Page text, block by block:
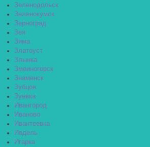
Зеленодольск
Зеленокумск
Зерноград
Зея
Зима
Златоуст
Злынка
Змеиногорск
Знаменск
Зубцов
Зуевка
Ивангород
Иваново
Ивантеевка
Ивдель
Игарка